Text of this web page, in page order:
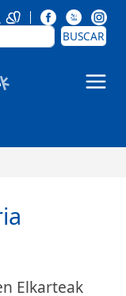
BUSCAR
Elkarteak